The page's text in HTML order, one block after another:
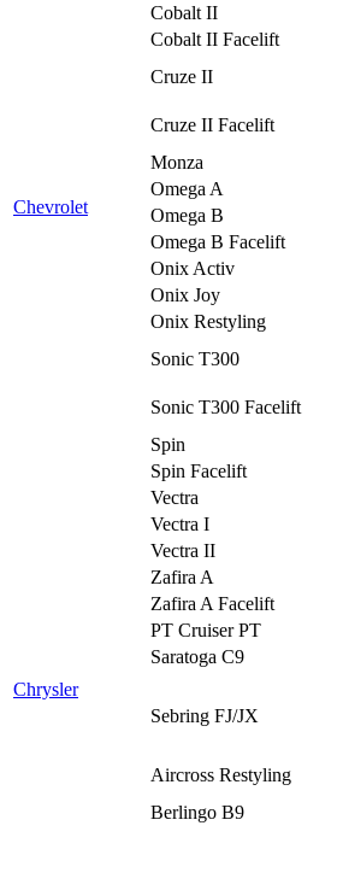
Chevrolet
Cobalt II
Cobalt II Facelift
Cruze II
Cruze II Facelift
Monza
Omega A
Omega B
Omega B Facelift
Onix Activ
Onix Joy
Onix Restyling
Sonic T300
Sonic T300 Facelift
Spin
Spin Facelift
Vectra
Vectra I
Vectra II
Zafira A
Zafira A Facelift
Chrysler
PT Cruiser PT
Saratoga C9
Sebring FJ/JX
Aircross Restyling
Berlingo B9